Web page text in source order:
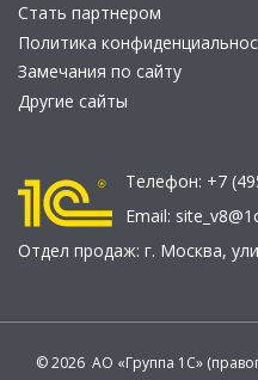
Стать партнером
Политика
Замечания по сайту
Другие сайты
Телефон: +7
Email:
Отдел продаж: г. Москва,
© 2026 АО «Группа 1С»